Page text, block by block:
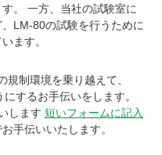
。 一方、当社の試験室に
LM-80の試験を行うために
ます。
制環境を乗り越えて、
するお手伝いをします。
します 短いフォームに記入
手伝いいたします。